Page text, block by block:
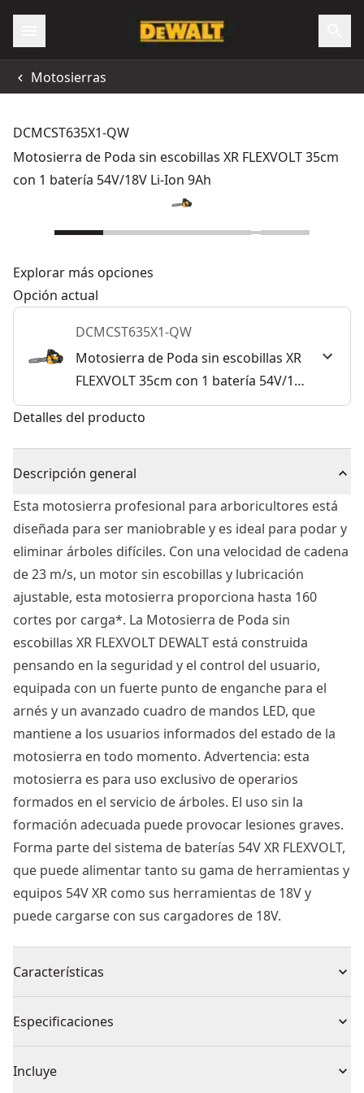
Motosierras
DCMCST635X1-QW
Motosierra de Poda sin escobillas XR FLEXVOLT 35cm
con 1 batería 54V/18V Li-Ion 9Ah
Explorar más opciones
Opción actual
DCMCST635X1-QW
Motosierra de Poda sin escobillas XR
FLEXVOLT 35cm con 1 batería 54V/18V
Li-Ion 9Ah
Detalles del producto
Descripción general
Esta motosierra profesional para arboricultores está
diseñada para ser maniobrable y es ideal para podar y
eliminar árboles difíciles. Con una velocidad de cadena
de 23 m/s, un motor sin escobillas y lubricación
ajustable, esta motosierra proporciona hasta 160
cortes por carga*. La Motosierra de Poda sin
escobillas XR FLEXVOLT DEWALT está construida
pensando en la seguridad y el control del usuario,
equipada con un fuerte punto de enganche para el
arnés y un avanzado cuadro de mandos LED, que
mantiene a los usuarios informados del estado de la
motosierra en todo momento. Advertencia: esta
motosierra es para uso exclusivo de operarios
formados en el servicio de árboles. El uso sin la
formación adecuada puede provocar lesiones graves.
Forma parte del sistema de baterías 54V XR FLEXVOLT,
que puede alimentar tanto su gama de herramientas y
equipos 54V XR como sus herramientas de 18V y
puede cargarse con sus cargadores de 18V.
Características
de operarios formados en el servicio de árboles. El uso
graves.
Especificaciones
Tipo de producto Motosierra
Incluye